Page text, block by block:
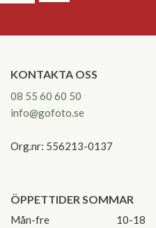
KONTAKTA OSS
08 55 60 60 50
info@gofoto.se
Org.nr: 556213-0137
ÖPPETTIDER SOMMAR
Mån-fre
10-18